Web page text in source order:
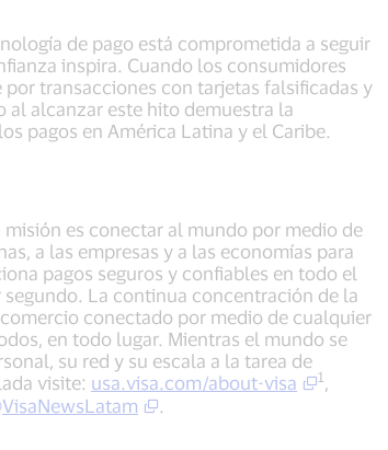
de pago está comprometida a seguir
inspira. Cuando los consumidores
transacciones con tarjetas falsificadas y
al alcanzar este hito demuestra la
pagos en América Latina y el Caribe.
es conectar al mundo por medio de
a las empresas y a las economías para
pagos seguros y confiables en todo el
La continua concentración de la
conectado por medio de cualquier
en todo lugar. Mientras el mundo se
su red y su escala a la tarea de
visite: usa.visa.com/about-visa 1